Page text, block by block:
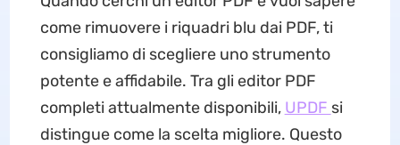
come rimuovere i riquadri blu dai PDF, ti
consigliamo di scegliere uno strumento
potente e affidabile. Tra gli editor PDF
completi attualmente disponibili, UPDF si
distingue come la scelta migliore. Questo